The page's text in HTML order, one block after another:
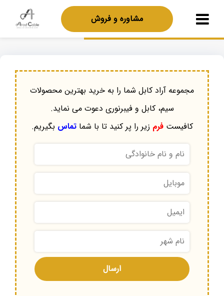
مشاوره و فروش
مجموعه آراد کابل شما را به خرید بهترین محصولات
سیم، کابل و فیبرنوری دعوت می نماید.
کافیستفرم زیر را پر کنید تا با شماتماس بگیریم.